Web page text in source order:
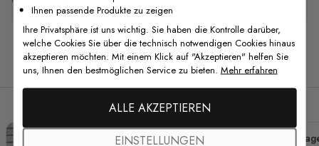
Verwandte Produkte
Ihnen passende Produkte zu zeigen
Ihre Privatsphäre ist uns wichtig. Sie haben die Kontrolle darüber,
welche Cookies Sie über die technisch notwendigen Cookies hinaus
akzeptieren möchten. Mit einem Klick auf "Akzeptieren" helfen Sie
uns, Ihnen den bestmöglichen Service zu bieten. Mehr erfahren
ALLE AKZEPTIEREN
EINSTELLUNGEN